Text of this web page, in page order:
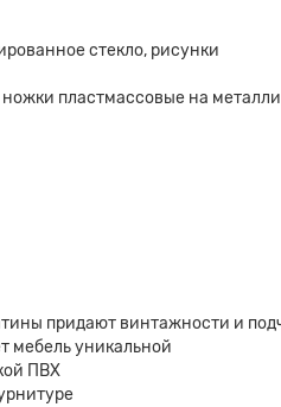
стекло, рисунки
пластмассовые на
придают винтажности и
мебель уникальной
ПВХ